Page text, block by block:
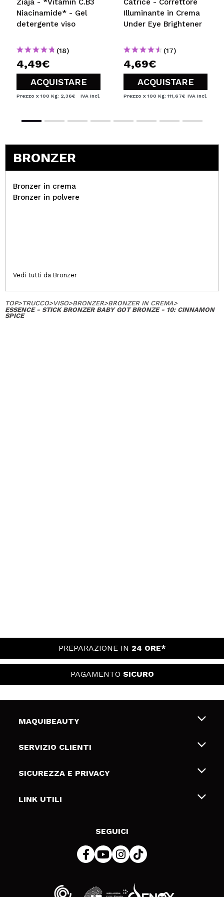
Ziaja - *Vitamin C.B3
Niacinamide* - Gel
detergente viso
(18)
4,49€
ACQUISTARE
Prezzo x 100 Kg: 2,36€ IVA Incl.
Catrice - Correttore
Illuminante in Crema
Under Eye Brightener
(17)
4,69€
ACQUISTARE
Prezzo x 100 Kg: 111,67€ IVA Incl.
BRONZER
Bronzer in crema
Bronzer in polvere
Vedi tutti da Bronzer
TOP>TRUCCO>VISO>BRONZER>BRONZER IN CREMA>
ESSENCE - STICK BRONZER BABY GOT BRONZE - 10: CINNAMON
SPICE
PREPARAZIONE IN 24 ORE*
PAGAMENTO SICURO
MAQUIBEAUTY
Chi siamo
Gift Cards
SERVIZIO CLIENTI
Spedizioni & Resi
Metodi di pagamamento
SICUREZZA E PRIVACY
Termini e condizioni
LINK UTILI
SEGUICI